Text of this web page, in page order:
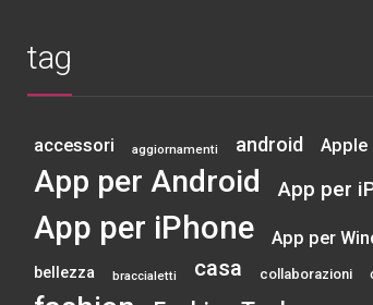
tag
accessori aggiornamenti android Apple
App per Android App per
App per iPhone App per
bellezza braccialetti casa collaborazioni